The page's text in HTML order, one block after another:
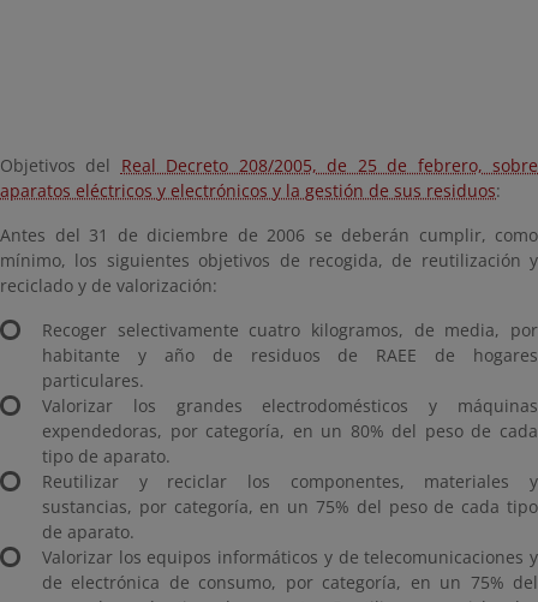
Objetivos del Real Decreto 208/2005, de 25 de febrero, sobre
aparatos eléctricos y electrónicos y la gestión de sus residuos:
Antes del 31 de diciembre de 2006 se deberán cumplir, como
mínimo, los siguientes objetivos de recogida, de reutilización y
reciclado y de valorización:
Recoger selectivamente cuatro kilogramos, de media, por
habitante y año de residuos de RAEE de hogares
particulares.
Valorizar los grandes electrodomésticos y máquinas
expendedoras, por categoría, en un 80% del peso de cada
tipo de aparato.
Reutilizar y reciclar los componentes, materiales y
sustancias, por categoría, en un 75% del peso de cada tipo
de aparato.
Valorizar los equipos informáticos y de telecomunicaciones y
de electrónica de consumo, por categoría, en un 75% del